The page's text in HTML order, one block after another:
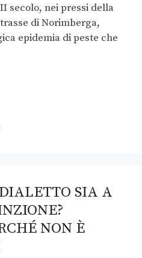
secolo, nei pressi della
di Norimberga,
epidemia di peste che
SIA A
NON È